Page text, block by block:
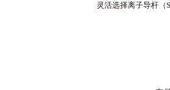
灵活选择离子导杆（